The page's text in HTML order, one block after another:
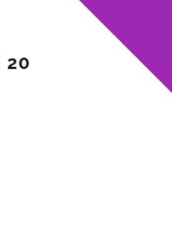
20